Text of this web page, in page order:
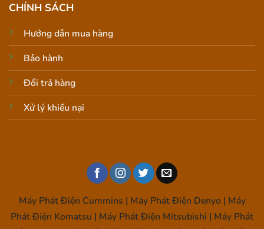
CHÍNH SÁCH
Hướng dẫn mua hàng
Bảo hành
Đổi trả hàng
Xử lý khiếu nại
Máy Phát Điện Cummins | Máy Phát Điện Denyo | Máy
Phát Điện Komatsu | Máy Phát Điện Mitsubishi | Máy Phát